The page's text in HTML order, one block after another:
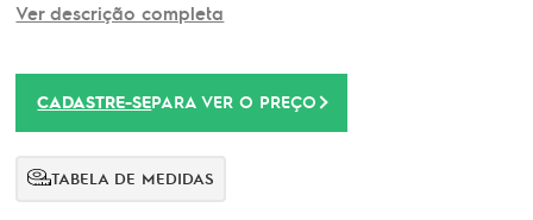
Ver descrição completa
CADASTRE-SEPARA VER O PREÇO
TABELA DE MEDIDAS